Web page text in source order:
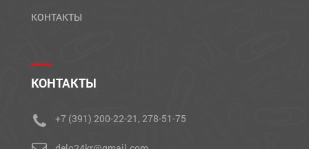
КОНТАКТЫ
КОНТАКТЫ
+7 (391) 200-22-21, 278-51-75